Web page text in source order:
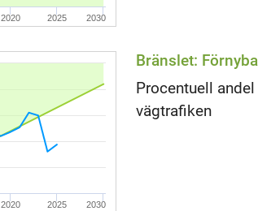
2020 2025 2030
2020 2025 2030
Bränslet:
Procentuell
vägtrafiken